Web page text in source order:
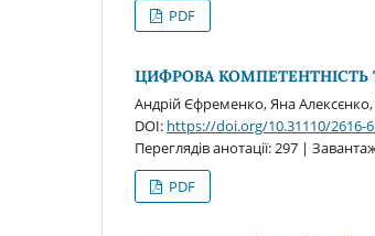
PDF
ЦИФРОВА КОМПЕТЕНТНІСТЬ
Андрій Єфременко, Яна
DOI: https://doi.org/10.31110/2616-
Переглядів анотації: 297 |
PDF